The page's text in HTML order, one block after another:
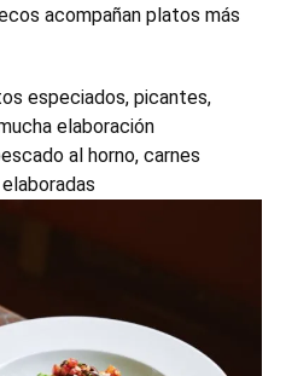
acompañan platos más
especiados, picantes,
elaboración
al horno, carnes